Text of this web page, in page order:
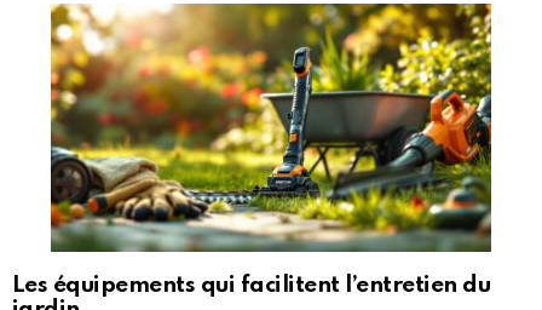
Les équipements qui facilitent l’entretien du